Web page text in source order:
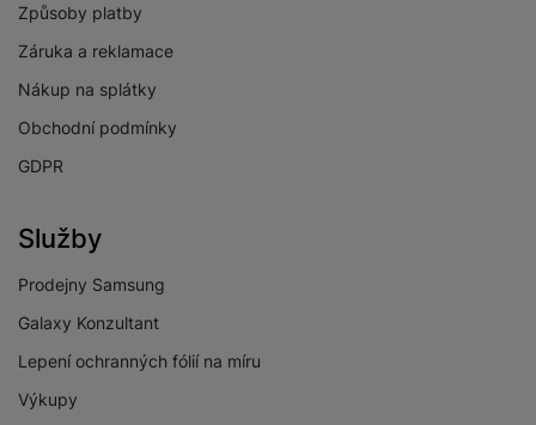
Způsoby platby
Záruka a reklamace
Nákup na splátky
Obchodní podmínky
GDPR
Služby
Prodejny Samsung
Galaxy Konzultant
Lepení ochranných fólií na míru
Výkupy